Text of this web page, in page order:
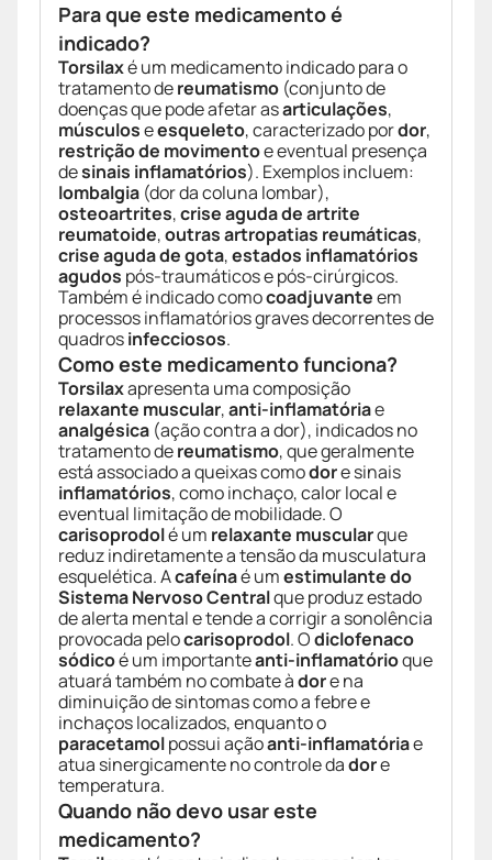
Para que este medicamento é
indicado?
Torsilaxé um medicamento indicado para o
tratamento dereumatismo (conjunto de
doenças que pode afetar asarticulações,
músculoseesqueleto, caracterizado pordor,
restrição de movimentoe eventual presença
desinais inflamatórios). Exemplos incluem:
lombalgia (dor da coluna lombar),
osteoartrites,crise aguda de artrite
reumatoide,outras artropatias reumáticas,
crise aguda de gota,estados inflamatórios
agudos pós-traumáticos e pós-cirúrgicos.
Também é indicado comocoadjuvanteem
processos inflamatórios graves decorrentes de
quadrosinfecciosos.
Como este medicamento funciona?
Torsilaxapresenta uma composição
relaxante muscular,anti-inflamatóriae
analgésica (ação contra a dor), indicados no
tratamento dereumatismo, que geralmente
está associado a queixas comodore sinais
inflamatórios, como inchaço, calor local e
eventual limitação de mobilidade. O
carisoprodolé um relaxante muscularque
reduz indiretamente a tensão da musculatura
esquelética. Acafeínaé umestimulante do
Sistema Nervoso Centralque produz estado
de alerta mental e tende a corrigir a sonolência
provocada pelocarisoprodol. Odiclofenaco
sódicoé um importanteanti-inflamatórioque
atuará também no combate àdore na
diminuição de sintomas como a febre e
inchaços localizados, enquanto o
paracetamolpossui açãoanti-inflamatóriae
atua sinergicamente no controle dadore
temperatura.
Quando não devo usar este
medicamento?